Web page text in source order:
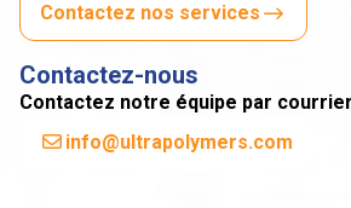
Contactez nos services
Contactez-nous
Contactez notre équipe par
info@ultrapolymers.com